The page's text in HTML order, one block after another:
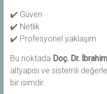
✔️ Güven
✔️ Netlik
✔️ Profesyonel yaklaşım
Bu noktada Doç. Dr.
altyapısı ve sistemli
bir isimdir.